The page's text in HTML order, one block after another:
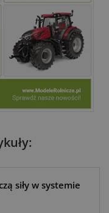
siły w systemie